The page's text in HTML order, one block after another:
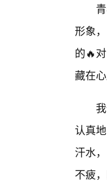
形象
的🔥
藏在
认真
汗水
不疲